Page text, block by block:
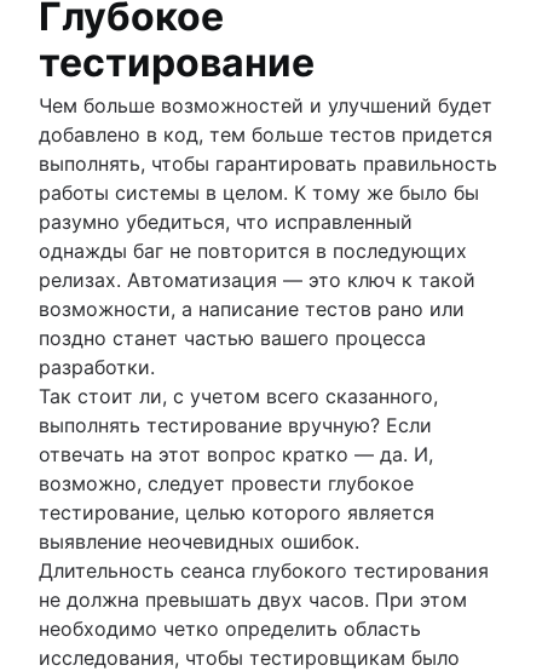
Глубокое
тестирование
Чем больше возможностей и улучшений будет
добавлено в код, тем больше тестов придется
выполнять, чтобы гарантировать правильность
работы системы в целом. К тому же было бы
разумно убедиться, что исправленный
однажды баг не повторится в последующих
релизах. Автоматизация — это ключ к такой
возможности, а написание тестов рано или
поздно станет частью вашего процесса
разработки.
Так стоит ли, с учетом всего сказанного,
выполнять тестирование вручную? Если
отвечать на этот вопрос кратко — да. И,
возможно, следует провести глубокое
тестирование, целью которого является
выявление неочевидных ошибок.
Длительность сеанса глубокого тестирования
не должна превышать двух часов. При этом
необходимо четко определить область
исследования, чтобы тестировщикам было